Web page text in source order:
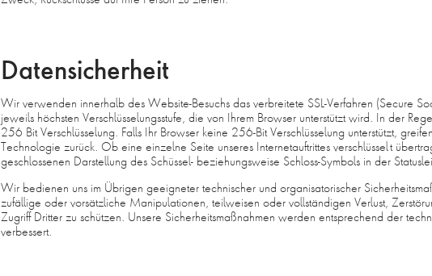
Datensicherheit
Wir verwenden innerhalb des Website-Besuchs das verbreitete SSL-Verfahren (Secure
jeweils höchsten Verschlüsselungsstufe, die von Ihrem Browser unterstützt wird. In der
256 Bit Verschlüsselung. Falls Ihr Browser keine 256-Bit Verschlüsselung unterstützt,
Technologie zurück. Ob eine einzelne Seite unseres Internetauftrittes verschlüsselt
geschlossenen Darstellung des Schüssel- beziehungsweise Schloss-Symbols in der
Wir bedienen uns im Übrigen geeigneter technischer und organisatorischer
zufällige oder vorsätzliche Manipulationen, teilweisen oder vollständigen Verlust,
Zugriff Dritter zu schützen. Unsere Sicherheitsmaßnahmen werden entsprechend der
verbessert.